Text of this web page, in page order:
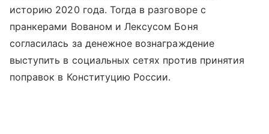
историю 2020 года. Тогда в разговоре с
пранкерами Вованом и Лексусом Боня
согласилась за денежное вознаграждение
выступить в социальных сетях против принятия
поправок в Конституцию России.